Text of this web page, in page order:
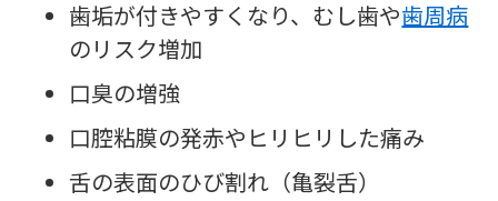
歯垢が付きやすくなり、むし歯や歯周病
のリスク増加
口臭の増強
口腔粘膜の発赤やヒリヒリした痛み
舌の表面のひび割れ（亀裂舌）